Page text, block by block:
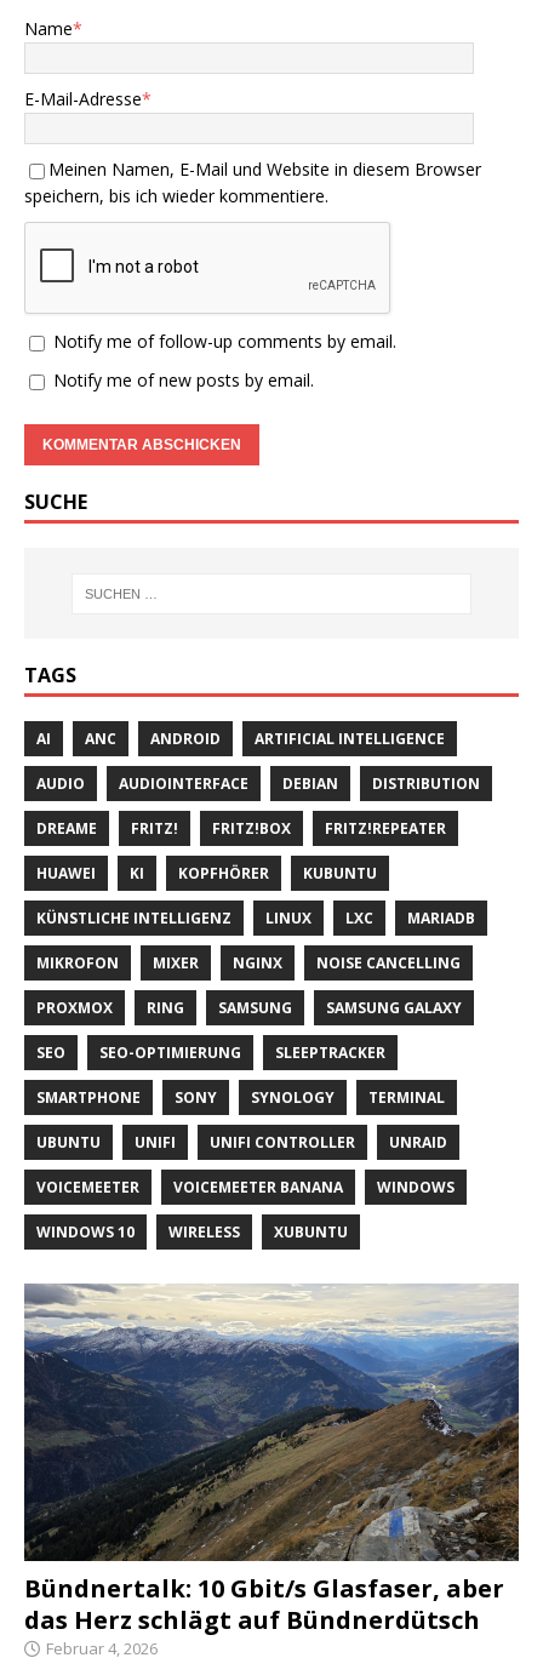
Name*
E-Mail-Adresse*
Meinen Namen, E-Mail und Website in diesem Browser
speichern, bis ich wieder kommentiere.
Notify me of follow-up comments by email.
Notify me of new posts by email.
SUCHE
TAGS
AI ANC ANDROID ARTIFICIAL INTELLIGENCE
AUDIO AUDIOINTERFACE DEBIAN DISTRIBUTION
DREAME FRITZ! FRITZ!BOX FRITZ!REPEATER
HUAWEI KI KOPFHÖRER KUBUNTU
KÜNSTLICHE INTELLIGENZ LINUX LXC MARIADB
MIKROFON MIXER NGINX NOISE CANCELLING
PROXMOX RING SAMSUNG SAMSUNG GALAXY
SEO SEO-OPTIMIERUNG SLEEPTRACKER
SMARTPHONE SONY SYNOLOGY TERMINAL
UBUNTU UNIFI UNIFI CONTROLLER UNRAID
VOICEMEETER VOICEMEETER BANANA WINDOWS
WINDOWS 10 WIRELESS XUBUNTU
Bündnertalk: 10 Gbit/s Glasfaser, aber
das Herz schlägt auf Bündnerdütsch
Februar 4, 2026